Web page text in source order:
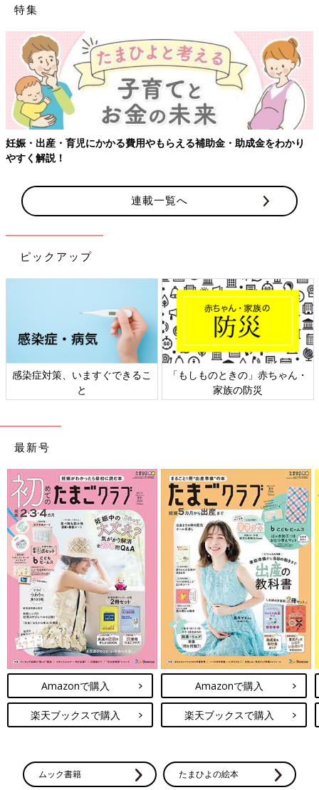
特集
妊娠・出産・育児にかかる費用やもらえる補助金・助成金をわかり
やすく解説！
連載一覧へ
ピックアップ
感染症対策、いますぐできるこ
と
「もしものときの」赤ちゃん・
家族の防災
最新号
Amazonで購入
楽天ブックスで購入
Amazonで購入
楽天ブックスで購入
ムック書籍 たまひよの絵本